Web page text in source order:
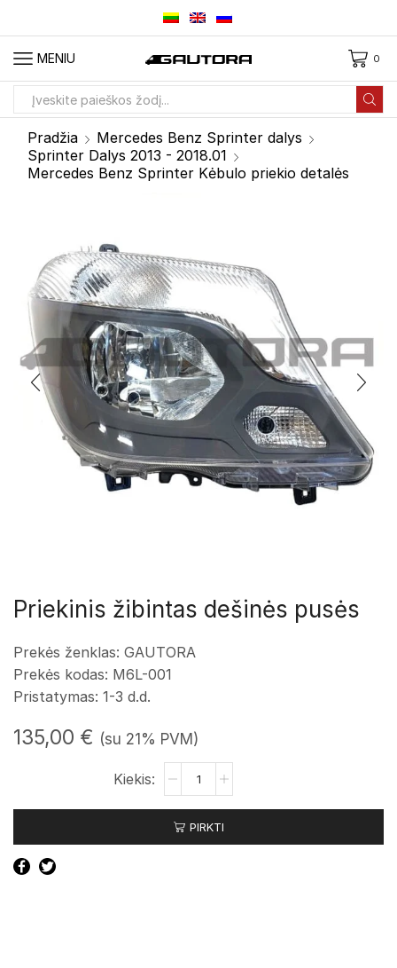
MENIU 0
Pradžia
Mercedes Benz Sprinter dalys
Sprinter Dalys 2013 - 2018.01
Mercedes Benz Sprinter Kėbulo priekio detalės
Priekinis žibintas dešinės pusės
Prekės ženklas: GAUTORA
Prekės kodas: M6L-001
Pristatymas: 1-3 d.d.
135,00 € (su 21% PVM)
produkto
kiekis:
Priekinis
žibintas
dešinės
PIRKTI